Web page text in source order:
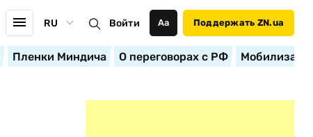
RU Войти Аа Поддержать ZN.ua
Пленки Миндича О переговорах с РФ